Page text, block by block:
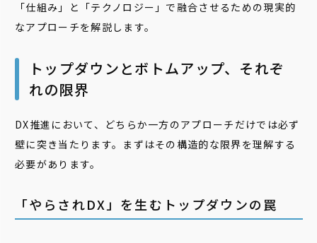
「仕組み」と「テクノロジー」で融合させるための現実的
なアプローチを解説します。
トップダウンとボトムアップ、それぞ
れの限界
DX推進において、どちらか一方のアプローチだけでは必ず
壁に突き当たります。まずはその構造的な限界を理解する
必要があります。
「やらされDX」を生むトップダウンの罠